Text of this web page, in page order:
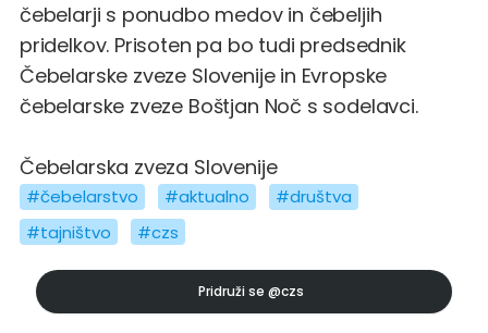
čebelarji s ponudbo medov in čebeljih
pridelkov. Prisoten pa bo tudi predsednik
Čebelarske zveze Slovenije in Evropske
čebelarske zveze Boštjan Noč s sodelavci.
Čebelarska zveza Slovenije
#čebelarstvo #aktualno
#društva
#tajništvo
#czs
Pridruži se @czs